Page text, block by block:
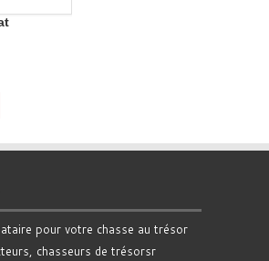
pour votre chasse au trésor
chasseurs de trésorsr